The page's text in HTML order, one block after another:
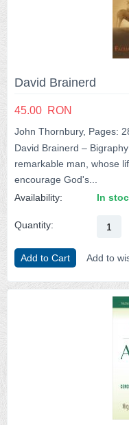
David Brainerd
45.00 RON
John Thornbury, Pages:
David Brainerd –
remarkable man, whose
encourage God's...
Availability:
In
Quantity:
Add to Cart Add to